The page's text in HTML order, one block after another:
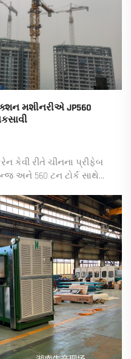
મશીનરીએ JP560
કેવી રીતે ચીનના પ્રીફેબ
અને 560 ટન ટોર્ક સાથે
લિફ્ટિંગની ભવિષ્યની